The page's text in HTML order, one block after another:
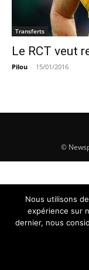
Transferts
Le RCT veut
Pilou - 15/01/2016
©
Nous utilisons
expérience sur
dernier, nous